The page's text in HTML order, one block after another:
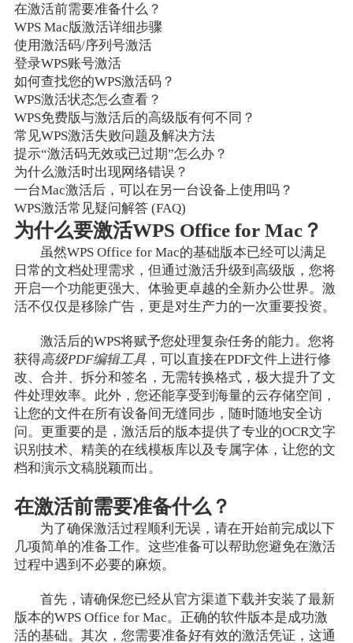
在激活前需要准备什么？
WPS Mac版激活详细步骤
使用激活码/序列号激活
登录WPS账号激活
如何查找您的WPS激活码？
WPS激活状态怎么查看？
WPS免费版与激活后的高级版有何不同？
常见WPS激活失败问题及解决方法
提示“激活码无效或已过期”怎么办？
为什么激活时出现网络错误？
一台Mac激活后，可以在另一台设备上使用吗？
WPS激活常见疑问解答 (FAQ)
为什么要激活WPS Office for Mac？
虽然WPS Office for Mac的基础版本已经可以满足
日常的文档处理需求，但通过激活升级到高级版，您将
开启一个功能更强大、体验更卓越的全新办公世界。激
活不仅仅是移除广告，更是对生产力的一次重要投资。
激活后的WPS将赋予您处理复杂任务的能力。您将
获得高级PDF编辑工具，可以直接在PDF文件上进行修
改、合并、拆分和签名，无需转换格式，极大提升了文
件处理效率。此外，您还能享受到海量的云存储空间，
让您的文件在所有设备间无缝同步，随时随地安全访
问。更重要的是，激活后的版本提供了专业的OCR文字
识别技术、精美的在线模板库以及专属字体，让您的文
档和演示文稿脱颖而出。
在激活前需要准备什么？
为了确保激活过程顺利无误，请在开始前完成以下
几项简单的准备工作。这些准备可以帮助您避免在激活
过程中遇到不必要的麻烦。
首先，请确保您已经从官方渠道下载并安装了最新
版本的WPS Office for Mac。正确的软件版本是成功激
活的基础。其次，您需要准备好有效的激活凭证，这通